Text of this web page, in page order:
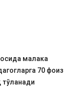
малака
70 фоиз